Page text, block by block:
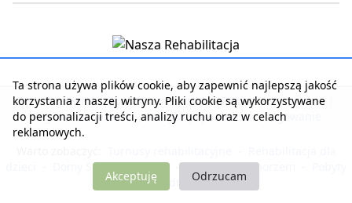
Strona główna | Kontakt z serwisem | Reklama w serwisie
Regulamin serwisu | Polityka prywatności | Logowanie
Domy Seniora i Opieki - Noclegi nad morzem
dla zdrowia
Ta strona używa plików cookie, aby zapewnić najlepszą jakość
korzystania z naszej witryny. Pliki cookie są wykorzystywane
do personalizacji treści, analizy ruchu oraz w celach
reklamowych.
Akceptuję Odrzucam